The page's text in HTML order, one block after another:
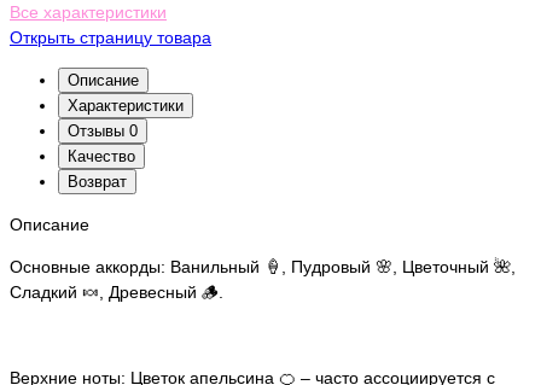
Все характеристики
Открыть страницу товара
Описание
Характеристики
Отзывы 0
Качество
Возврат
Описание
Основные аккорды: Ванильный 🍦, Пудровый 🌸, Цветочный 🌺,
Сладкий 🍬, Древесный 🪵.
Верхние ноты: Цветок апельсина 🍊 – часто ассоциируется с